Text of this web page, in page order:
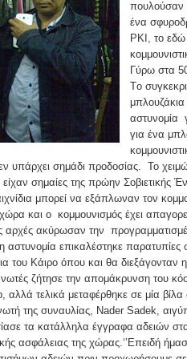
πουλούσαν
ένα
PKI, το εδώ
Γύρω στα
Tο
αστυνομία
για ένα
υπάρχει σημάδι προδοσίας. Το
σημαίες της πρώην Σοβιετικής
μπορεί να εξάπλωναν τον
και ο κομμουνισμός έχει
αρχές ακύρωσαν την
αστυνομία επικαλέστηκε
του Κάιρο όπου και θα διεξάγονταν
ζήτησε την απομάκρυνση του
αλλά τελικά μεταφέρθηκε σε μία
της συναυλίας, Nader Sadek,
τα κατάλληλα έγγραφα αδειών
ασφάλειας της χώρας.‘’Επειδή